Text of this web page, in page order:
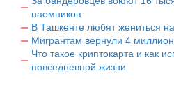
наемников.
В Ташкенте любят жениться на
Мигрантам вернули 4
Что такое криптокарта и как
повседневной жизни